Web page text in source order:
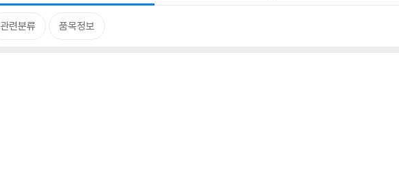
관련분류 품목정보